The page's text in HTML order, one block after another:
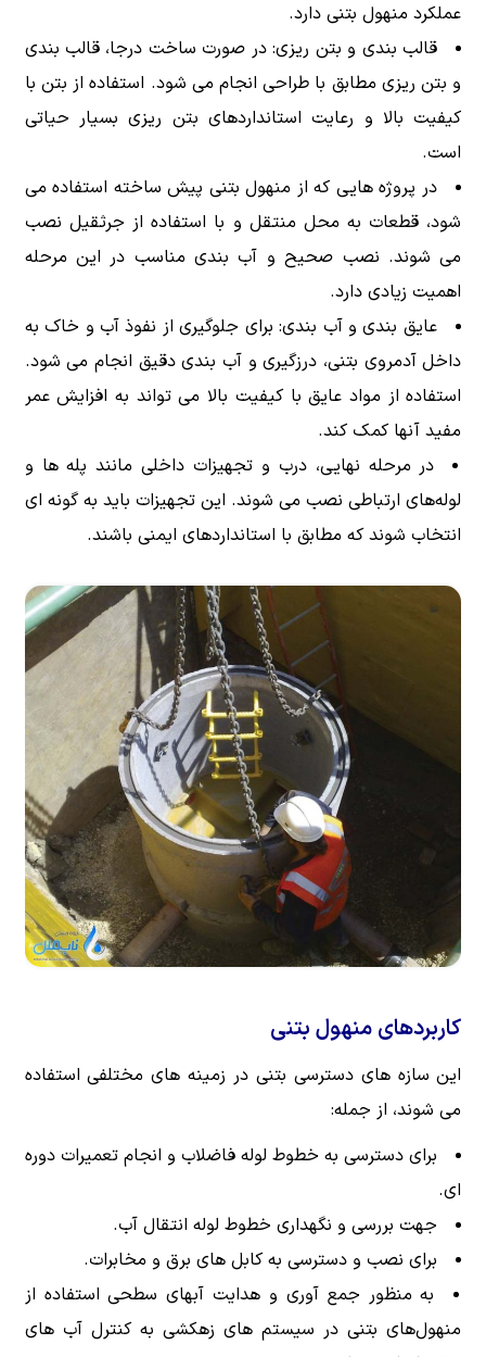
عملکرد منهول بتنی دارد.
قالب بندی و بتن ریزی: در صورت ساخت درجا، قالب بندی
و بتن ریزی مطابق با طراحی انجام می شود. استفاده از بتن با
کیفیت بالا و رعایت استانداردهای بتن ریزی بسیار حیاتی
است.
در پروژه هایی که از منهول بتنی پیش ساخته استفاده می
شود، قطعات به محل منتقل و با استفاده از جرثقیل نصب
می شوند. نصب صحیح و آب بندی مناسب در این مرحله
اهمیت زیادی دارد.
عایق بندی و آب بندی: برای جلوگیری از نفوذ آب و خاک به
داخل آدمروی بتنی، درزگیری و آب بندی دقیق انجام می شود.
استفاده از مواد عایق با کیفیت بالا می تواند به افزایش عمر
مفید آنها کمک کند.
در مرحله نهایی، درب و تجهیزات داخلی مانند پله ها و
لوله‌های ارتباطی نصب می شوند. این تجهیزات باید به گونه ای
انتخاب شوند که مطابق با استانداردهای ایمنی باشند.
کاربردهای منهول بتنی
این سازه های دسترسی بتنی در زمینه های مختلفی استفاده
می شوند، از جمله:
برای دسترسی به خطوط لوله فاضلاب و انجام تعمیرات دوره
ای.
جهت بررسی و نگهداری خطوط لوله انتقال آب.
برای نصب و دسترسی به کابل های برق و مخابرات.
به منظور جمع آوری و هدایت آبهای سطحی استفاده از
منهول‌های بتنی در سیستم های زهکشی به کنترل آب های